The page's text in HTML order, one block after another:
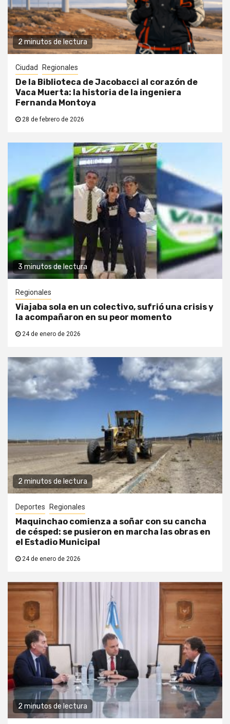
2 minutos de lectura
Ciudad Regionales
De la Biblioteca de Jacobacci al corazón de
Vaca Muerta: la historia de la ingeniera
Fernanda Montoya
28 de febrero de 2026
3 minutos de lectura
Regionales
Viajaba sola en un colectivo, sufrió una crisis y
la acompañaron en su peor momento
24 de enero de 2026
2 minutos de lectura
Deportes Regionales
Maquinchao comienza a soñar con su cancha
de césped: se pusieron en marcha las obras en
el Estadio Municipal
24 de enero de 2026
2 minutos de lectura